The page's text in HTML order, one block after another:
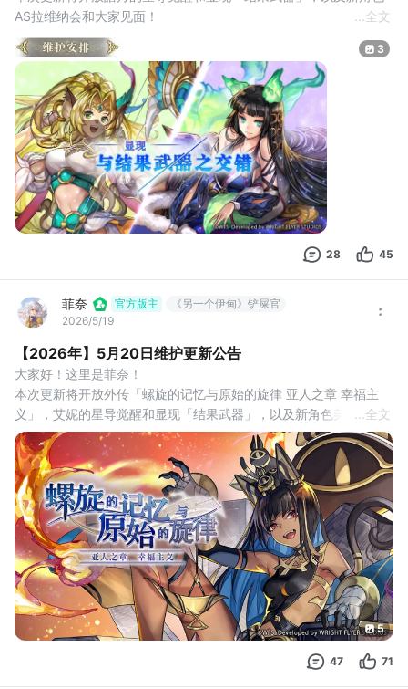
AS拉维纳会和大家见面！
我们将在6月3日对游戏进行停机维护，维护安排如下：
【维护时间】
6月3日14:00开始维护，预计时间约2小时
维护中将无法进行游戏，若有其他追加的消息，我们也会在第一时
间另行公告，对此给各位造成的不便，还请谅解。
本次维护开始时，会强制把所有仍旧在线上的账号踢下线，为了防
止数据不同步而造成回
全文
3
28 45
菲奈 官方版主
《另一个伊甸》铲屎官
2026/5/19
【2026年】5月20日维护更新公告
大家好！这里是菲奈！
本次更新将开放外传「螺旋的记忆与原始的旋律 亚人之章 幸福主
义」，艾妮的星导觉醒和显现「结果武器」，以及新角色美丽特会
和大家见面！
我们将在5月20日对游戏进行停机维护，维护安排如下：
【维护时间】
5月20日14:00开始维护，预计时间约2小时
维护中将无法进行游戏，若有其他追加的消息，我们也会在第一时
间另行公告，对此给各位造成的不便，还请谅解。
本次维护开始时，会强
全文
5
47 71